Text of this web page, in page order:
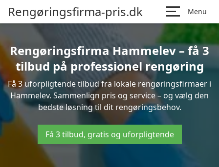
Rengøringsfirma-pris.dk Menu
Rengøringsfirma Hammelev – få 3
tilbud på professionel rengøring
Få 3 uforpligtende tilbud fra lokale rengøringsfirmaer i
Hammelev. Sammenlign pris og service – og vælg den
bedste løsning til dit rengøringsbehov.
Få 3 tilbud, gratis og uforpligtende